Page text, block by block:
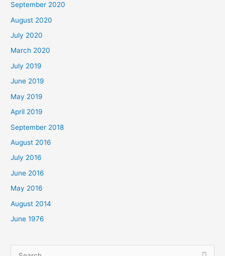
September 2020
August 2020
July 2020
March 2020
July 2019
June 2019
May 2019
April 2019
September 2018
August 2016
July 2016
June 2016
May 2016
August 2014
June 1976
Search